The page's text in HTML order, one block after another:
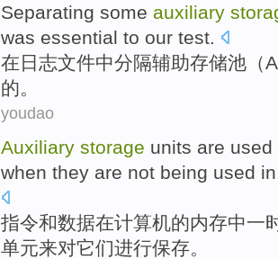
Separating some auxiliary
was essential to our test.
在 日志文件中分隔辅助存储池 （
的。
youdao
Auxiliary storage units are used
when they are not being used in
指令和数据在计算机的内存中一
单元来对它们进行保存。